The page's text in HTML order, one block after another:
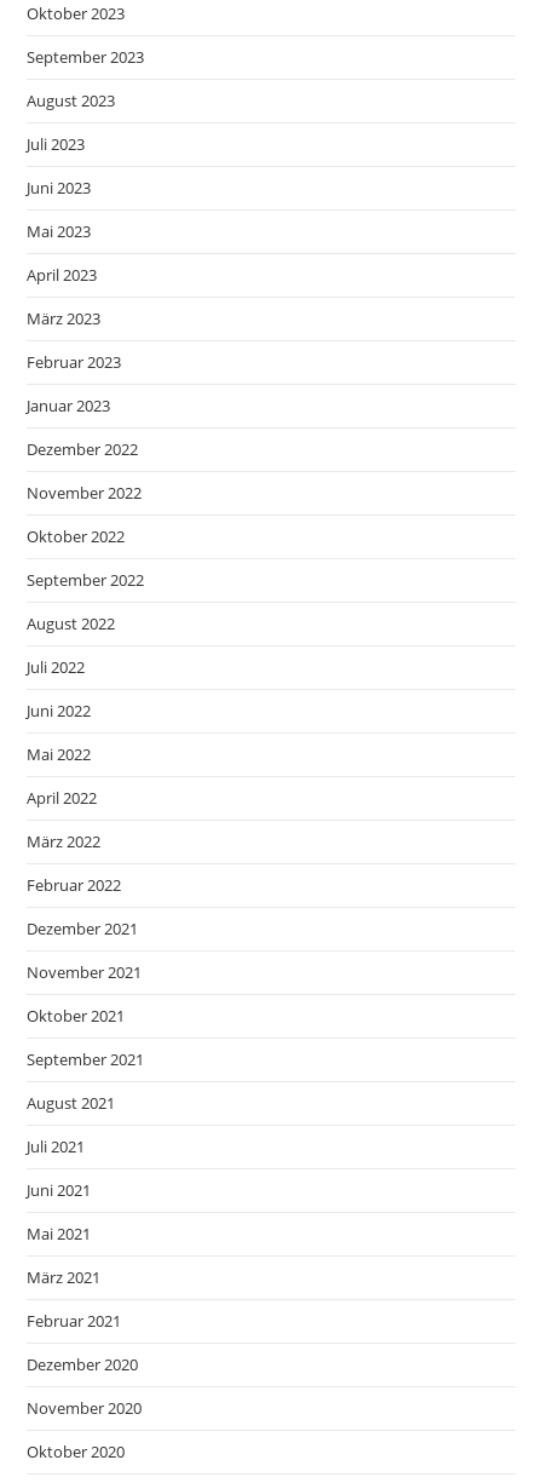
Oktober 2023
September 2023
August 2023
Juli 2023
Juni 2023
Mai 2023
April 2023
März 2023
Februar 2023
Januar 2023
Dezember 2022
November 2022
Oktober 2022
September 2022
August 2022
Juli 2022
Juni 2022
Mai 2022
April 2022
März 2022
Februar 2022
Dezember 2021
November 2021
Oktober 2021
September 2021
August 2021
Juli 2021
Juni 2021
Mai 2021
März 2021
Februar 2021
Dezember 2020
November 2020
Oktober 2020